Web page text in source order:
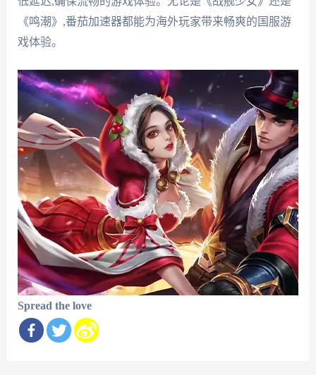
《鸣潮》,番茄加速器都能为海外玩家带来畅爽的国服游
戏体验。
Spread the love